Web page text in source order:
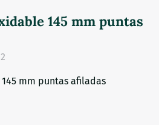
145 mm puntas
mm puntas afiladas